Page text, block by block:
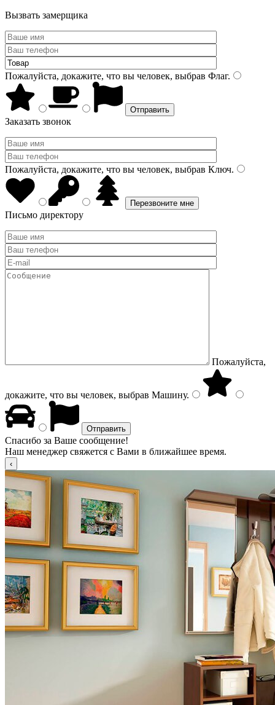
Вызвать замерщика
Пожалуйста, докажите, что вы человек, выбрав Флаг.
Заказать звонок
Пожалуйста, докажите, что вы человек, выбрав Ключ.
Письмо директору
Пожалуйста,
докажите, что вы человек, выбрав Машину.
Спасибо за Ваше сообщение!
Наш менеджер свяжется с Вами в ближайшее время.